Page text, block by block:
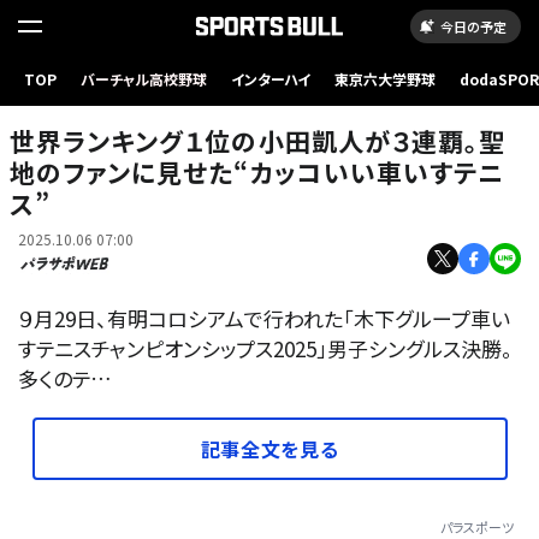
今日の予定
TOP バーチャル高校野球 インターハイ 東京六大学野球
世界ランキング１位の小田凱人が３連覇。聖
地のファンに見せた“カッコいい車いすテニ
ス”
2025.10.06 07:00
９月29日、有明コロシアムで行われた「木下グループ車い
すテニスチャンピオンシップス2025」男子シングルス決勝。
多くのテ…
記事全文を見る
パラスポーツ